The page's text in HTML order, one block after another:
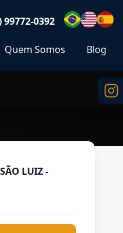
99772-0392
Quem Somos Blog
LUIZ -